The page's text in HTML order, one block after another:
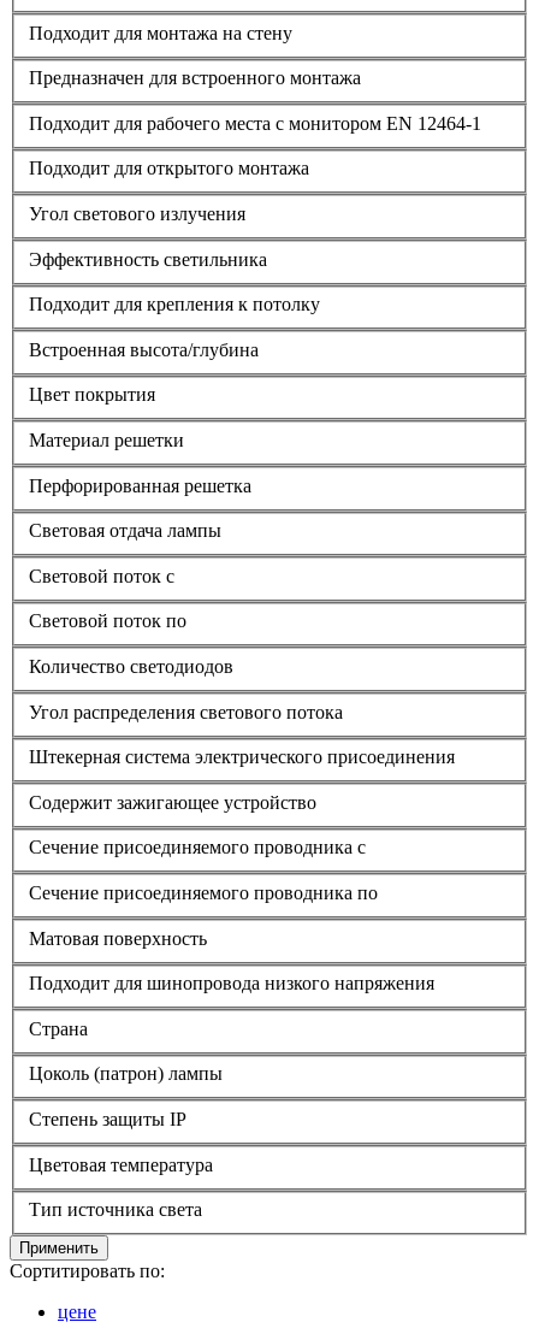
Подходит для монтажа на стену
Предназначен для встроенного монтажа
Подходит для рабочего места с монитором EN 12464-1
Подходит для открытого монтажа
Угол светового излучения
Эффективность светильника
Подходит для крепления к потолку
Встроенная высота/глубина
Цвет покрытия
Материал решетки
Перфорированная решетка
Световая отдача лампы
Световой поток с
Световой поток по
Количество светодиодов
Угол распределения светового потока
Штекерная система электрического присоединения
Содержит зажигающее устройство
Сечение присоединяемого проводника с
Сечение присоединяемого проводника по
Матовая поверхность
Подходит для шинопровода низкого напряжения
Страна
Цоколь (патрон) лампы
Степень защиты IP
Цветовая температура
Тип источника света
Применить
Сортитировать по:
цене